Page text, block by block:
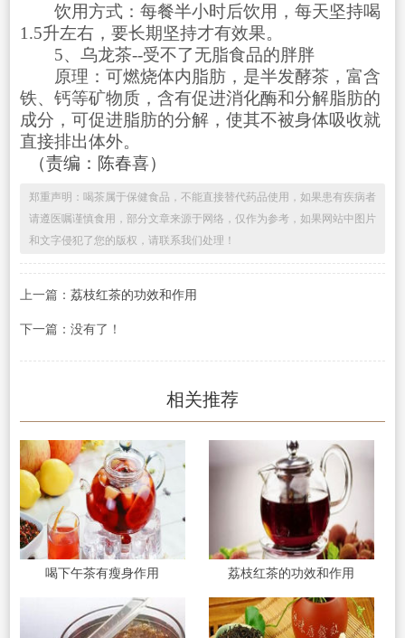
饮用方式：每餐半小时后饮用，每天坚持喝
1.5升左右，要长期坚持才有效果。
5、乌龙茶--受不了无脂食品的胖胖
原理：可燃烧体内脂肪，是半发酵茶，富含
铁、钙等矿物质，含有促进消化酶和分解脂肪的
成分，可促进脂肪的分解，使其不被身体吸收就
直接排出体外。
（责编：陈春喜）
郑重声明：喝茶属于保健食品，不能直接替代药品使用，如果患有疾病者
请遵医嘱谨慎食用，部分文章来源于网络，仅作为参考，如果网站中图片
和文字侵犯了您的版权，请联系我们处理！
上一篇： 荔枝红茶的功效和作用
下一篇：没有了！
相关推荐
喝下午茶有瘦身作用 荔枝红茶的功效和作用